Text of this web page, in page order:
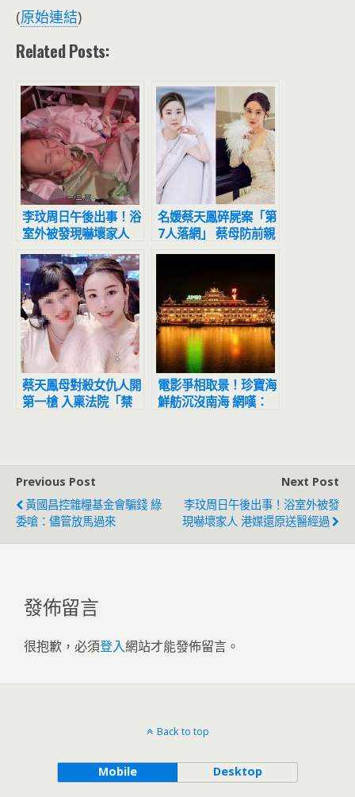
(原始連結)
Related Posts:
李玟周日午後出事！浴
室外被發現嚇壞家人
港媒還原送醫經過
名媛蔡天鳳碎屍案「第
7人落網」 蔡母防前親
家賣房出招了
蔡天鳳母對殺女仇人開
第一槍 入稟法院「禁
電影爭相取景！珍寶海
鮮舫沉沒南海 網嘆：
Previous Post
黃國昌控雜糧基金會騙錢 綠
委嗆：儘管放馬過來
Next Post
李玟周日午後出事！浴室外被發
現嚇壞家人 港媒還原送醫經過
發佈留言
很抱歉，必須登入網站才能發佈留言。
Back to top
Mobile Desktop